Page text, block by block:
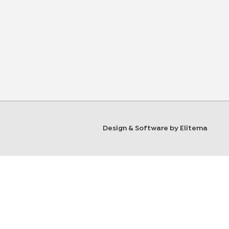
Design & Software by Elitema